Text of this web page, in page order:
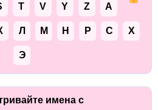
T V Y Z А
Л М Н Р С Х
Э
имена с